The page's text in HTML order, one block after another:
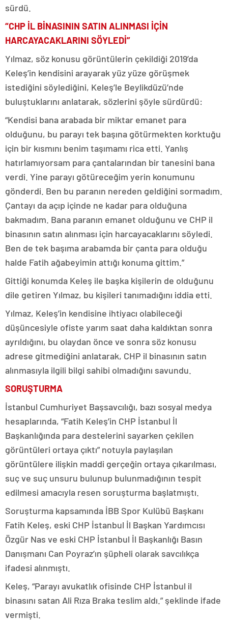
sürdü.
“CHP İL BİNASININ SATIN ALINMASI İÇİN
HARCAYACAKLARINI SÖYLEDİ”
Yılmaz, söz konusu görüntülerin çekildiği 2019’da
Keleş’in kendisini arayarak yüz yüze görüşmek
istediğini söylediğini, Keleş’le Beylikdüzü’nde
buluştuklarını anlatarak, sözlerini şöyle sürdürdü:
“Kendisi bana arabada bir miktar emanet para
olduğunu, bu parayı tek başına götürmekten korktuğu
için bir kısmını benim taşımamı rica etti. Yanlış
hatırlamıyorsam para çantalarından bir tanesini bana
verdi. Yine parayı götüreceğim yerin konumunu
gönderdi. Ben bu paranın nereden geldiğini sormadım.
Çantayı da açıp içinde ne kadar para olduğuna
bakmadım. Bana paranın emanet olduğunu ve CHP il
binasının satın alınması için harcayacaklarını söyledi.
Ben de tek başıma arabamda bir çanta para olduğu
halde Fatih ağabeyimin attığı konuma gittim.”
Gittiği konumda Keleş ile başka kişilerin de olduğunu
dile getiren Yılmaz, bu kişileri tanımadığını iddia etti.
Yılmaz, Keleş’in kendisine ihtiyacı olabileceği
düşüncesiyle ofiste yarım saat daha kaldıktan sonra
ayrıldığını, bu olaydan önce ve sonra söz konusu
adrese gitmediğini anlatarak, CHP il binasının satın
alınmasıyla ilgili bilgi sahibi olmadığını savundu.
SORUŞTURMA
İstanbul Cumhuriyet Başsavcılığı, bazı sosyal medya
hesaplarında, “Fatih Keleş’in CHP İstanbul İl
Başkanlığında para destelerini sayarken çekilen
görüntüleri ortaya çıktı” notuyla paylaşılan
görüntülere ilişkin maddi gerçeğin ortaya çıkarılması,
suç ve suç unsuru bulunup bulunmadığının tespit
edilmesi amacıyla resen soruşturma başlatmıştı.
Soruşturma kapsamında İBB Spor Kulübü Başkanı
Fatih Keleş, eski CHP İstanbul İl Başkan Yardımcısı
Özgür Nas ve eski CHP İstanbul İl Başkanlığı Basın
Danışmanı Can Poyraz’ın şüpheli olarak savcılıkça
ifadesi alınmıştı.
Keleş, “Parayı avukatlık ofisinde CHP İstanbul il
binasını satan Ali Rıza Braka teslim aldı.” şeklinde ifade
vermişti.